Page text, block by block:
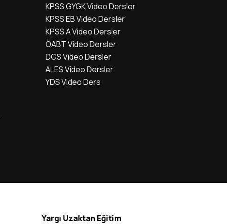
KPSS GYGK Video Dersler
KPSS EB Video Dersler
KPSS A Video Dersler
ÖABT Video Dersler
DGS Video Dersler
ALES Video Dersler
YDS Video Ders
Yargı Uzaktan Eğitim